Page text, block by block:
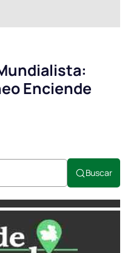
Enciende
Buscar